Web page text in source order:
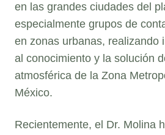
en las grandes ciudades del
especialmente grupos de
en zonas urbanas, realizando
al conocimiento y la solución
atmosférica de la Zona
México.
Recientemente, el Dr. Molina